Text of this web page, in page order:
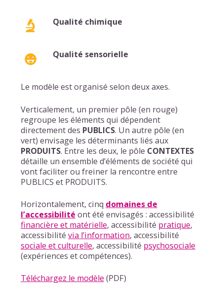
Qualité chimique
Qualité sensorielle
Le modèle est organisé selon deux axes.
Verticalement, un premier pôle (en rouge)
regroupe les éléments qui dépendent
directement des PUBLICS. Un autre pôle (en
vert) envisage les déterminants liés aux
PRODUITS. Entre les deux, le pôle CONTEXTES
détaille un ensemble d’éléments de société qui
vont faciliter ou freiner la rencontre entre
PUBLICS et PRODUITS.
Horizontalement, cinq domaines de
l’accessibilité ont été envisagés : accessibilité
financière et matérielle, accessibilité pratique,
accessibilité via l’information, accessibilité
sociale et culturelle, accessibilité psychosociale
(expériences et compétences).
Téléchargez le modèle (PDF)